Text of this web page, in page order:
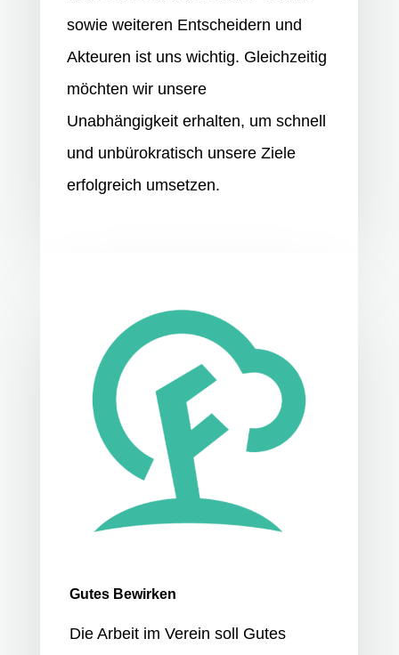
sowie weiteren Entscheidern und
Akteuren ist uns wichtig. Gleichzeitig
möchten wir unsere
Unabhängigkeit erhalten, um schnell
und unbürokratisch unsere Ziele
erfolgreich umsetzen.
Gutes Bewirken
Die Arbeit im Verein soll Gutes